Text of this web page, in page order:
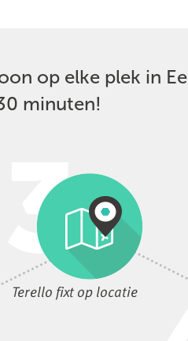
op elke plek in
minuten!
Terello fixt op locatie